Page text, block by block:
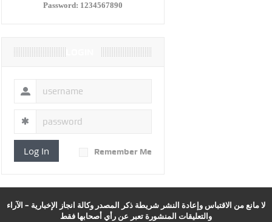
Password: 1234567890
Log In Remember Me
لا مانع من الاقتباس وإعادة النشر شريطة ذكر المصدر وكالة انجاز الإخبارية – الآراء
والتعليقات المنشورة تعبر عن رأي أصحابها فقط